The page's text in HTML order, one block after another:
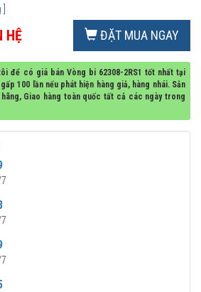
HỆ ĐẶT MUA NGAY
để có giá bán Vòng bi 62308-2RS1 tốt nhất tại
100 lần nếu phát hiện hàng giả, hàng nhái. Sản
Giao hàng toàn quốc tất cả các ngày trong